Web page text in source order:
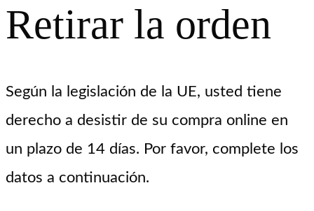
Retirar la orden
Según la legislación de la UE, usted tiene
derecho a desistir de su compra online en
un plazo de 14 días. Por favor, complete los
datos a continuación.